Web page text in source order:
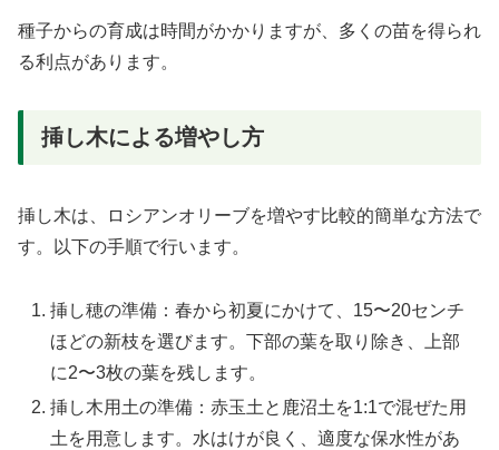
種子からの育成は時間がかかりますが、多くの苗を得られ
る利点があります。
挿し木による増やし方
挿し木は、ロシアンオリーブを増やす比較的簡単な方法で
す。以下の手順で行います。
挿し穂の準備：春から初夏にかけて、15〜20センチ
ほどの新枝を選びます。下部の葉を取り除き、上部
に2〜3枚の葉を残します。
挿し木用土の準備：赤玉土と鹿沼土を1:1で混ぜた用
土を用意します。水はけが良く、適度な保水性があ